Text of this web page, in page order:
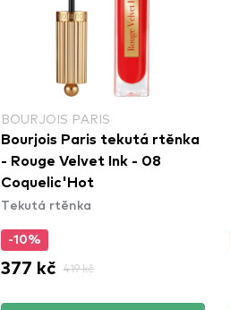
BOURJOIS PARIS
Bourjois Paris tekutá rtěnka
- Rouge Velvet Ink - 08
Coquelic'Hot
Tekutá rtěnka
-10%
377 kč 419 kč